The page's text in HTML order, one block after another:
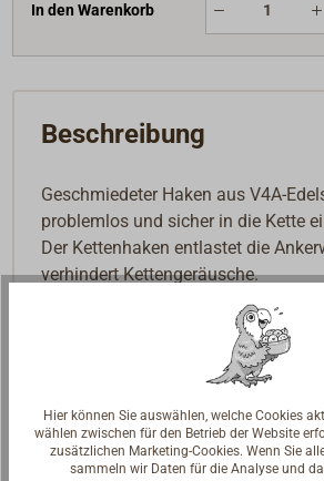
In den Warenkorb
Beschreibung
Geschmiedeter Haken aus V4A-
problemlos und sicher in die Kette
Der Kettenhaken entlastet die
verhindert Kettengeräusche.
PDF: WICHARD Catalog 2024
PDF: WICHARD Katalog 2024
Hier können Sie auswählen, welche Cookies
wählen zwischen für den Betrieb der Website
zusätzlichen Marketing-Cookies. Wenn Sie
sammeln wir Daten für die Analyse und